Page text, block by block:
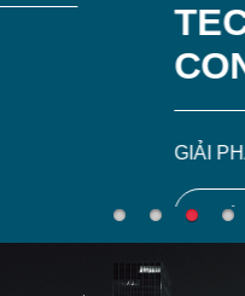
TECHRON
GIẢI PHÁP LÀM
TÌM HIỂU THÊM